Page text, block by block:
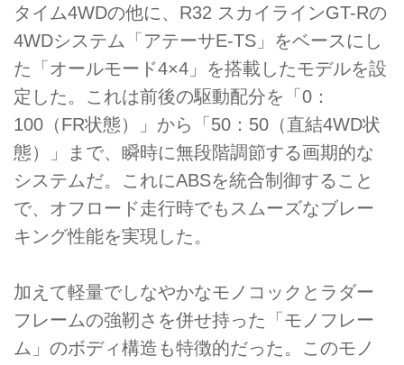
タイム4WDの他に、R32 スカイラインGT-Rの
4WDシステム「アテーサE-TS」をベースにし
た「オールモード4×4」を搭載したモデルを設
定した。これは前後の駆動配分を「0：
100（FR状態）」から「50：50（直結4WD状
態）」まで、瞬時に無段階調節する画期的な
システムだ。これにABSを統合制御すること
で、オフロード走行時でもスムーズなブレー
キング性能を実現した。
加えて軽量でしなやかなモノコックとラダー
フレームの強靭さを併せ持った「モノフレー
ム」のボディ構造も特徴的だった。このモノ